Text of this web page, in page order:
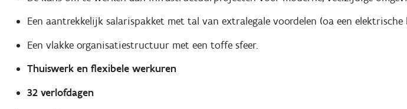
Een aantrekkelijk salarispakket met tal van extralegale voordelen (oa een elektrische
Een vlakke organisatiestructuur met een toffe sfeer.
Thuiswerk en flexibele werkuren
32 verlofdagen